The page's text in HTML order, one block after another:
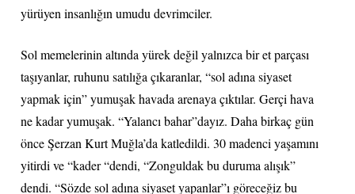
yürüyen insanlığın umudu devrimciler.
Sol memelerinin altında yürek değil yalnızca bir et parçası
taşıyanlar, ruhunu satılığa çıkaranlar, “sol adına siyaset
yapmak için” yumuşak havada arenaya çıktılar. Gerçi hava
ne kadar yumuşak. “Yalancı bahar”dayız. Daha birkaç gün
önce Şerzan Kurt Muğla’da katledildi. 30 madenci yaşamını
yitirdi ve “kader “dendi, “Zonguldak bu duruma alışık”
dendi. “Sözde sol adına siyaset yapanlar”ı göreceğiz bu